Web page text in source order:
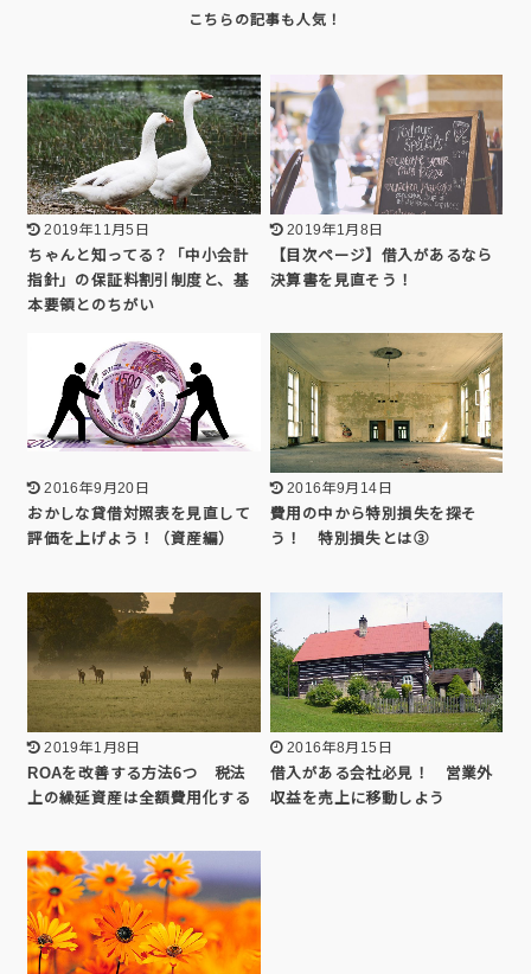
2019年11月5日
ちゃんと知ってる？「中小会計
指針」の保証料割引制度と、基
本要領とのちがい
2019年1月8日
【目次ページ】借入があるなら
決算書を見直そう！
2016年9月20日
おかしな貸借対照表を見直して
評価を上げよう！（資産編）
2016年9月14日
費用の中から特別損失を探そ
う！ 特別損失とは③
2019年1月8日
ROAを改善する方法6つ 税法
上の繰延資産は全額費用化する
2016年8月15日
借入がある会社必見！ 営業外
収益を売上に移動しよう